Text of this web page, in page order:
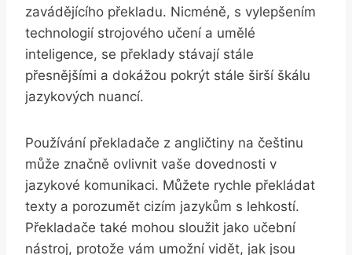
zavádějícího překladu. Nicméně, s vylepšením
technologií strojového učení a umělé
inteligence, se překlady stávají stále
přesnějšími a dokážou pokrýt stále širší škálu
jazykových nuancí.
Používání překladače z angličtiny na češtinu
může značně ovlivnit vaše dovednosti v
jazykové komunikaci. Můžete rychle překládat
texty a porozumět cizím jazykům s lehkostí.
Překladače také mohou sloužit jako učební
nástroj, protože vám umožní vidět, jak jsou